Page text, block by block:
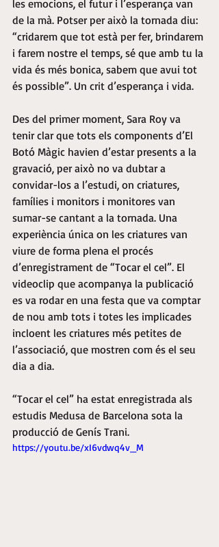
les emocions, el futur i l’esperança van
de la mà. Potser per això la tornada diu:
“cridarem que tot està per fer, brindarem
i farem nostre el temps, sé que amb tu la
vida és més bonica, sabem que avui tot
és possible”. Un crit d’esperança i vida.
Des del primer moment, Sara Roy va
tenir clar que tots els components d’El
Botó Màgic havien d’estar presents a la
gravació, per això no va dubtar a
convidar-los a l’estudi, on criatures,
famílies i monitors i monitores van
sumar-se cantant a la tornada. Una
experiència única on les criatures van
viure de forma plena el procés
d’enregistrament de “Tocar el cel”. El
videoclip que acompanya la publicació
es va rodar en una festa que va comptar
de nou amb tots i totes les implicades
incloent les criatures més petites de
l’associació, que mostren com és el seu
dia a dia.
“Tocar el cel” ha estat enregistrada als
estudis Medusa de Barcelona sota la
producció de Genís Trani.
https://youtu.be/xI6vdwq4v_M